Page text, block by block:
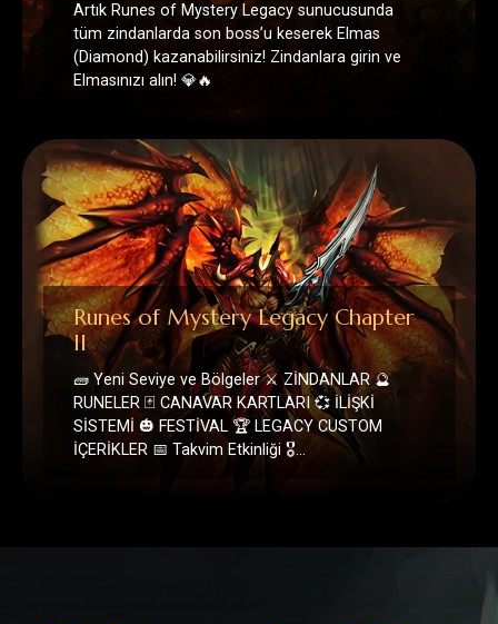
Runes of Mystery Legacy Chapter
🧱 Yeni Seviye ve Bölgeler ⚔️ ZİNDANLAR 🔮
RUNELER 🃏 CANAVAR KARTLARI 💞 İLİŞKİ
SİSTEMİ 🎃 FESTİVAL 🏆 LEGACY CUSTOM
İÇERİKLER 📅 Takvim Etkinliği 🎖️…
Taborea'ın tüm
güzelliklerini